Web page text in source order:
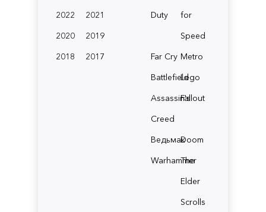
2022
2021
2020
2019
2018
2017
Duty
for
Speed
Far Cry Metro
BattlefieldLego
Assassin's
Creed
Fallout
ВедьмакDoom
Warhammer
The
Elder
Scrolls